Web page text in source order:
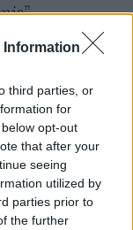
Information
third parties, or
for
opt-out
that after your
seeing
utilized by
parties prior to
the further
domb. …Mr.
aki Mr.
nem tud
Régészeti
értünk